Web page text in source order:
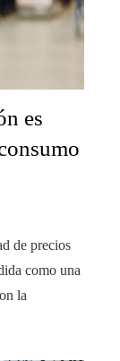
es
de precios
como una
la